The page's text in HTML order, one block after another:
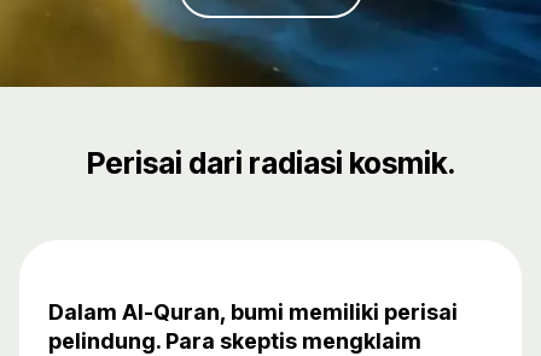
Perisai dari radiasi kosmik.
Dalam Al-Quran, bumi memiliki perisai
pelindung. Para skeptis mengklaim